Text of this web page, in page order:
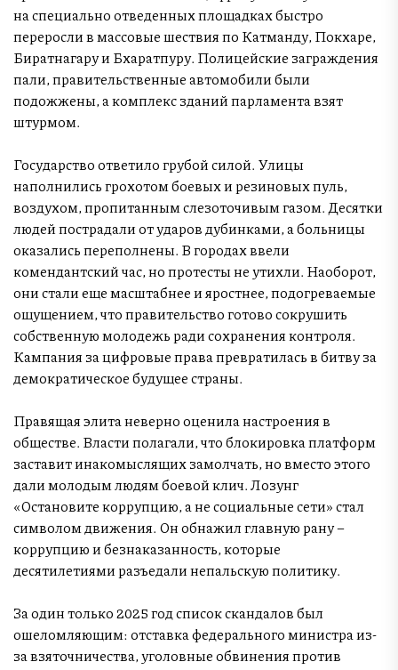
на специально отведенных площадках быстро
переросли в массовые шествия по Катманду, Покхаре,
Биратнагару и Бхаратпуру. Полицейские заграждения
пали, правительственные автомобили были
подожжены, а комплекс зданий парламента взят
штурмом.
Государство ответило грубой силой. Улицы
наполнились грохотом боевых и резиновых пуль,
воздухом, пропитанным слезоточивым газом. Десятки
людей пострадали от ударов дубинками, а больницы
оказались переполнены. В городах ввели
комендантский час, но протесты не утихли. Наоборот,
они стали еще масштабнее и яростнее, подогреваемые
ощущением, что правительство готово сокрушить
собственную молодежь ради сохранения контроля.
Кампания за цифровые права превратилась в битву за
демократическое будущее страны.
Правящая элита неверно оценила настроения в
обществе. Власти полагали, что блокировка платформ
заставит инакомыслящих замолчать, но вместо этого
дали молодым людям боевой клич. Лозунг
«Остановите коррупцию, а не социальные сети» стал
символом движения. Он обнажил главную рану –
коррупцию и безнаказанность, которые
десятилетиями разъедали непальскую политику.
За один только 2025 год список скандалов был
ошеломляющим: отставка федерального министра из-
за взяточничества, уголовные обвинения против